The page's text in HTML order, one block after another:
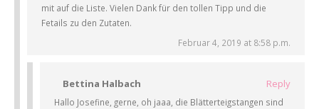
mit auf die Liste. Vielen Dank für den tollen Tipp und die
Fetails zu den Zutaten.
Februar 4, 2019 at 8:58 p.m.
Bettina Halbach Reply
Hallo Josefine, gerne, oh jaaa, die Blätterteigstangen sind